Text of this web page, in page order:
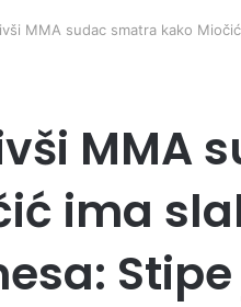
MMA sudac smatra kako
MMA
ima